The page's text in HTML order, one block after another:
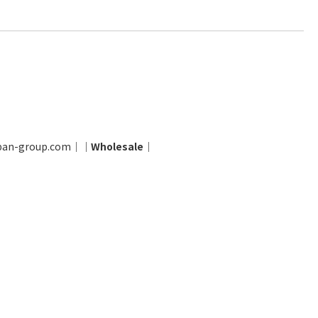
group.com │ │ Wholesale │